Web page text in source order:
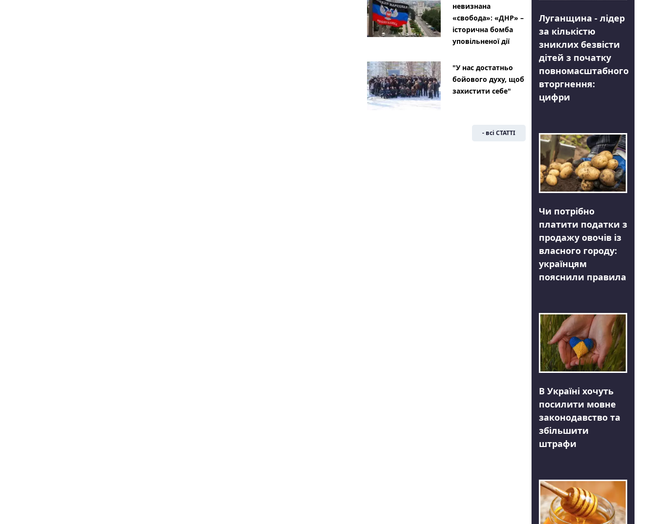
невизнана
«свобода»: «ДНР» –
історична бомба
уповільненої дії
"У нас достатньо
бойового духу, щоб
захистити себе"
- всі СТАТТІ
Луганщина - лідер
за кількістю
зниклих безвісти
дітей з початку
повномасштабного
вторгнення:
цифри
Чи потрібно
платити податки з
продажу овочів із
власного городу:
українцям
пояснили правила
В Україні хочуть
посилити мовне
законодавство та
збільшити
штрафи